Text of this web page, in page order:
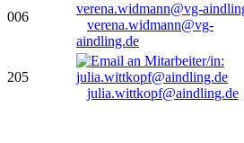
006
verena.widmann@vg-
aindling.de
205
julia.wittkopf@aindling.de